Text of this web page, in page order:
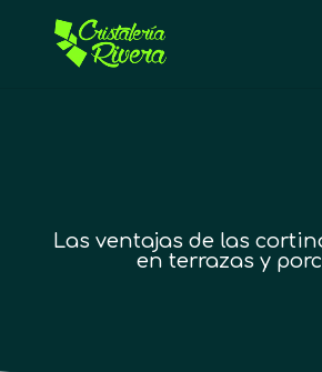
Las ventajas de las
en terrazas y